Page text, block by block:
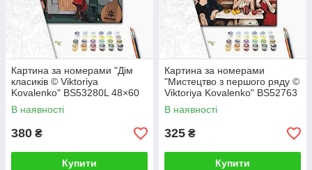
Картина за номерами "Дім
класиків © Viktoriya
Kovalenko" BS53280L 48×60
см
В наявності
380 ₴
Купити
Картина за номерами
"Мистецтво з першого ряду ©
Viktoriya Kovalenko" BS52763
40×50 см
В наявності
325 ₴
Купити